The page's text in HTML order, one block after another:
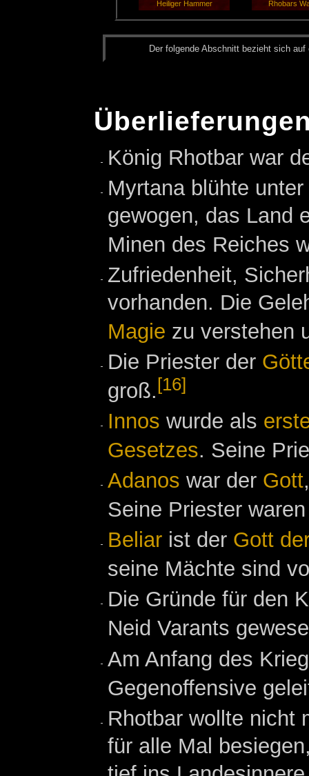
Heiliger Hammer Rhobars
Der fol­gen­de Ab­schnitt be­zieht sich
König Rhotbar war
Myrtana blühte
gewogen, das Land
Minen des Reiches
Zufriedenheit,
vorhanden. Die
Magie zu verstehen
Die Priester der
groß. [16]
Innos wurde als
Gesetzes. Seine
Adanos war der Gott
Seine Priester
Beliar ist der Gott
seine Mächte sind
Die Gründe für den
Neid Varants
Am Anfang des
Gegenoffensive
Rhotbar wollte nicht
für alle Mal